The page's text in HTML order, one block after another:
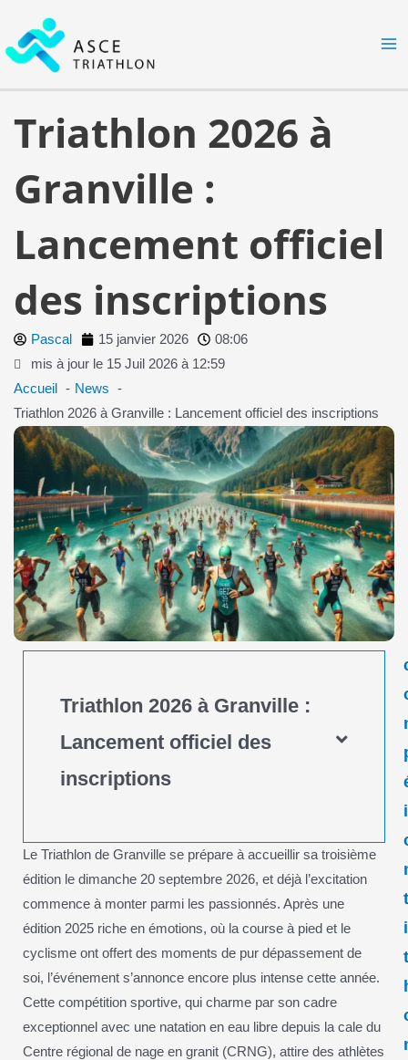
contenu
Triathlon 2026 à
Granville :
Lancement officiel
des inscriptions
Pascal 15 janvier 2026
08:06
mis à jour le 15 Juil 2026 à 12:59
Accueil
News
Triathlon 2026 à Granville : Lancement officiel des inscriptions
Triathlon 2026 à Granville :
Lancement officiel des
inscriptions
Le Triathlon de Granville se prépare à accueillir sa troisième
édition le dimanche 20 septembre 2026, et déjà l’excitation
commence à monter parmi les passionnés. Après une
édition 2025 riche en émotions, où la course à pied et le
cyclisme ont offert des moments de pur dépassement de
soi, l’événement s’annonce encore plus intense cette année.
Cette compétition sportive, qui charme par son cadre
exceptionnel avec une natation en eau libre depuis la cale du
Centre régional de nage en granit (CRNG), attire des athlètes